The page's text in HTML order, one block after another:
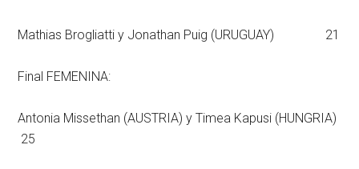
Mathias Brogliatti y Jonathan Puig (URUGUAY) 21
Final FEMENINA:
Antonia Missethan (AUSTRIA) y Timea Kapusi (HUNGRIA)
25